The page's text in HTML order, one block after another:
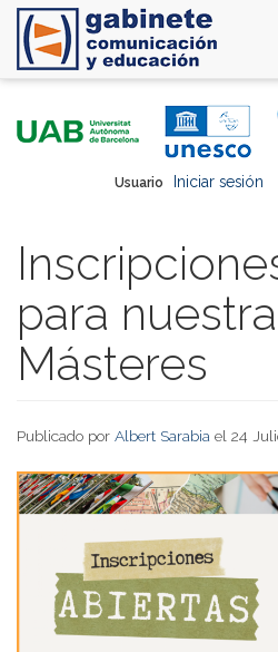
Usuario Iniciar sesión
para
Másteres
Publicado por Albert Sarabia el 24